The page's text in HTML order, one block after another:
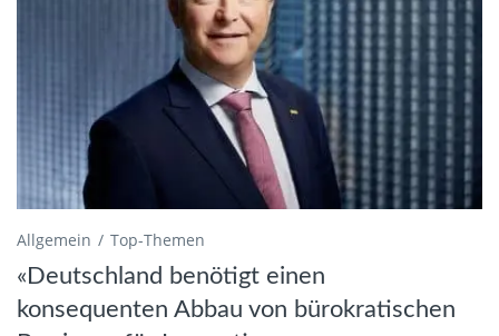
Allgemein Top-Themen
«Deutschland benötigt einen
konsequenten Abbau von bürokratischen